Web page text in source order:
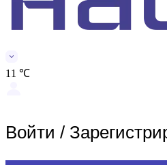
11 ℃
Войти /